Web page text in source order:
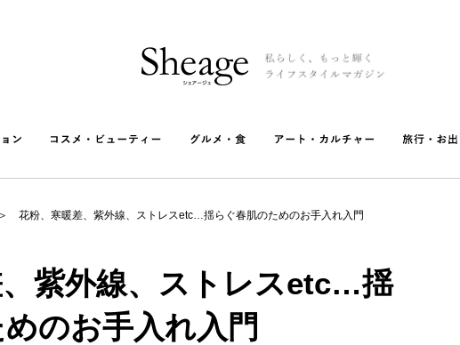
花粉、寒暖差、紫外線、ストレスetc…揺らぐ春肌のためのお手入れ入門
紫外線、ストレスetc…揺
のお手入れ入門